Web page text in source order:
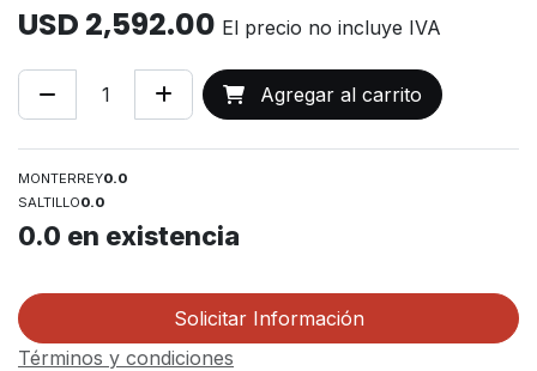
USD 2,592.00 El precio no incluye IVA
Agregar al carrito
MONTERREY0.0
SALTILLO0.0
0.0 en existencia
Solicitar Información
Términos y condiciones